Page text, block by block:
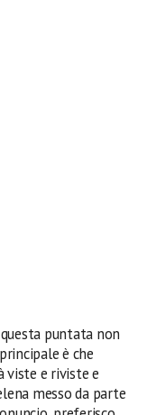
puntata non
è che
viste e riviste e
messo da parte